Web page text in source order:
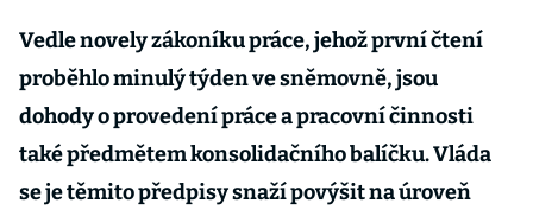
Vedle novely zákoníku práce, jehož první čtení
proběhlo minulý týden ve sněmovně, jsou
dohody o provedení práce a pracovní činnosti
také předmětem konsolidačního balíčku. Vláda
se je těmito předpisy snaží povýšit na úroveň